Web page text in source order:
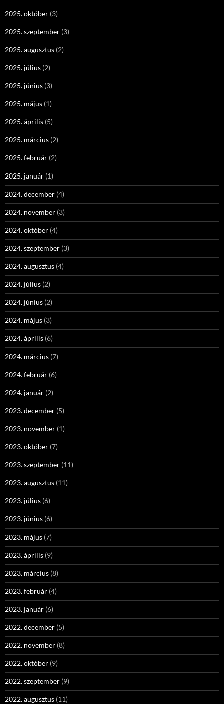
2025. október (3)
2025. szeptember (3)
2025. augusztus (2)
2025. július (2)
2025. június (3)
2025. május (1)
2025. április (5)
2025. március (2)
2025. február (2)
2025. január (1)
2024. december (4)
2024. november (3)
2024. október (4)
2024. szeptember (3)
2024. augusztus (4)
2024. július (2)
2024. június (2)
2024. május (3)
2024. április (6)
2024. március (7)
2024. február (6)
2024. január (2)
2023. december (5)
2023. november (1)
2023. október (7)
2023. szeptember (11)
2023. augusztus (11)
2023. július (6)
2023. június (6)
2023. május (7)
2023. április (9)
2023. március (8)
2023. február (4)
2023. január (6)
2022. december (5)
2022. november (8)
2022. október (9)
2022. szeptember (9)
2022. augusztus (11)